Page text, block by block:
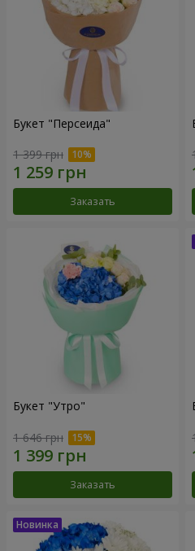
Букет "Персеида"
1 399 грн
Заказать
Букет "Утро"
1 646 грн
Заказать